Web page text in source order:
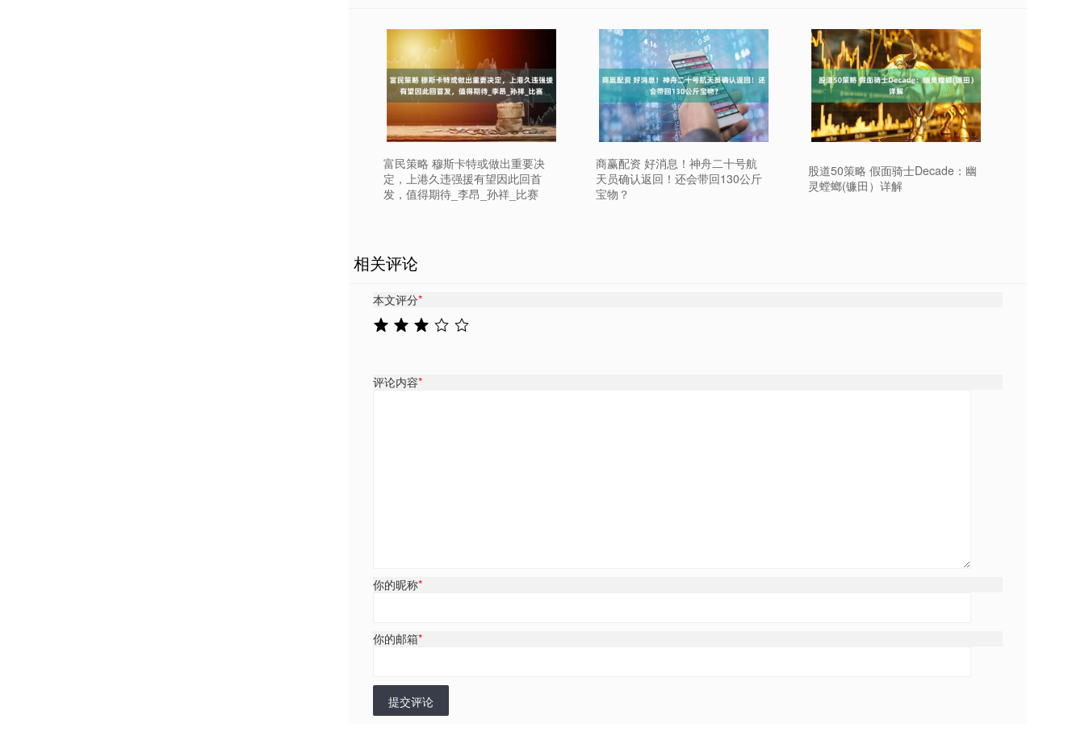
富民策略 穆斯卡特或做出重要决
定，上港久违强援有望因此回首
发，值得期待_李昂_孙祥_比赛
商赢配资 好消息！神舟二十号航
天员确认返回！还会带回130公斤
宝物？
股道50策略 假面骑士Decade：幽
灵螳螂(镰田）详解
相关评论
本文评分*
评论内容*
你的昵称*
你的邮箱*
提交评论